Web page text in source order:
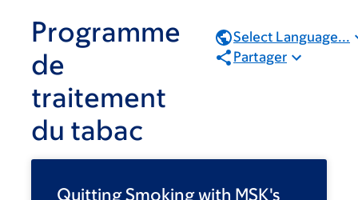
Programme
de
traitement
du tabac
Select Language...
Partager
Quitting Smoking with MSK's